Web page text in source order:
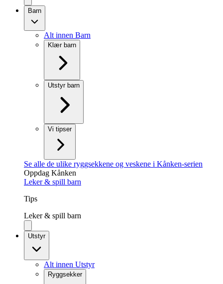
Barn
Alt innen Barn
Klær barn
Utstyr barn
Vi tipser
Se alle de ulike ryggsekkene og veskene i Kånken-serien
Oppdag Kånken
Leker & spill barn
Tips
Leker & spill barn
Utstyr
Alt innen Utstyr
Ryggsekker